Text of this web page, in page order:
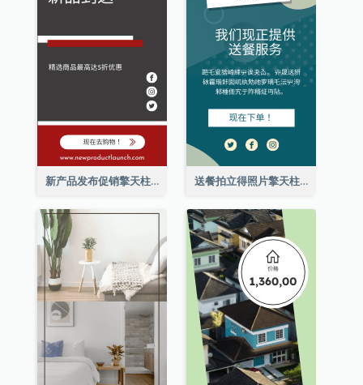
新产品发布促销擎天柱广告 送餐拍立得照片擎天柱广告